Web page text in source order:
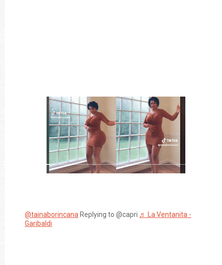
@tainaborincana Replying to @capri ♬ La Ventanita -
Garibaldi